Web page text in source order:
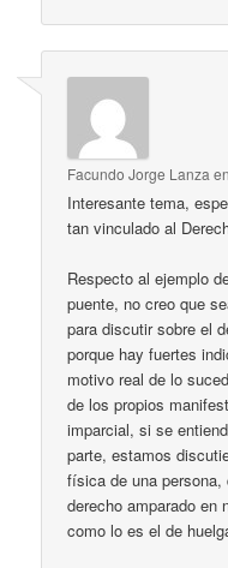
Facundo Jorge Lanza
Interesante tema,
tan vinculado al
Respecto al ejemplo
puente, no creo que
para discutir sobre el
porque hay fuertes
motivo real de lo
de los propios
imparcial, si se
parte, estamos
física de una
derecho amparado en
como lo es el de